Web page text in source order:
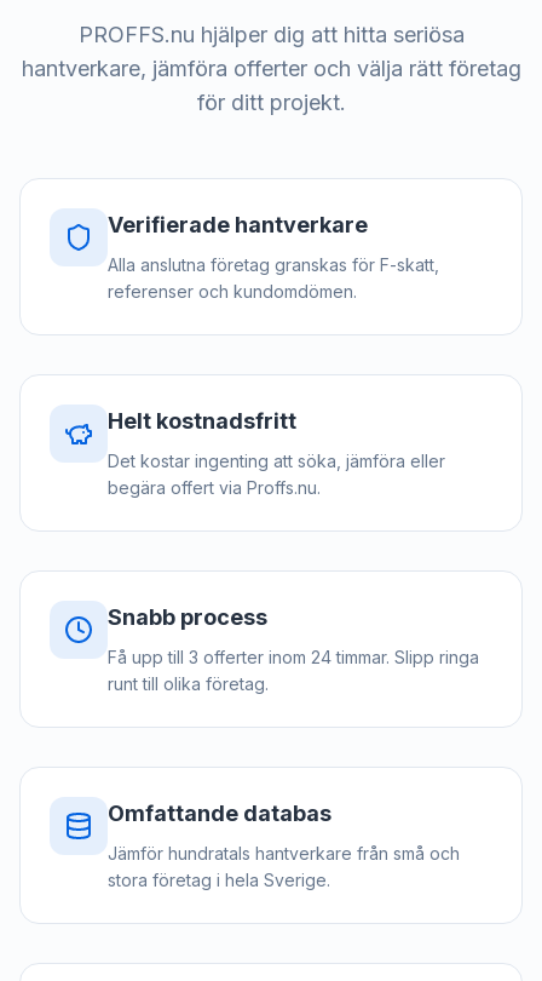
PROFFS.nu hjälper dig att hitta seriösa
hantverkare, jämföra offerter och välja rätt företag
för ditt projekt.
Verifierade hantverkare
Alla anslutna företag granskas för F-skatt,
referenser och kundomdömen.
Helt kostnadsfritt
Det kostar ingenting att söka, jämföra eller
begära offert via Proffs.nu.
Snabb process
Få upp till 3 offerter inom 24 timmar. Slipp ringa
runt till olika företag.
Omfattande databas
Jämför hundratals hantverkare från små och
stora företag i hela Sverige.